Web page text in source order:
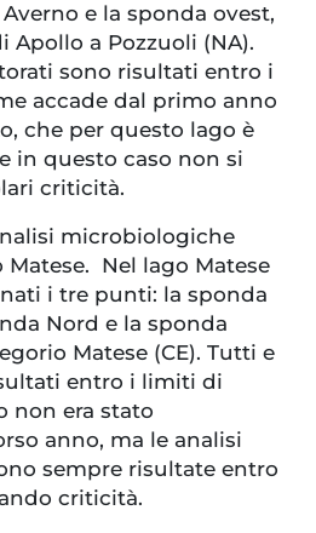
e la sponda ovest,
Apollo a Pozzuoli (NA).
sono risultati entro i
accade dal primo anno
che per questo lago è
in questo caso non si
criticità.
microbiologiche
Nel lago Matese
i tre punti: la sponda
Nord e la sponda
Matese (CE). Tutti e
entro i limiti di
non era stato
anno, ma le analisi
sempre risultate entro
criticità.